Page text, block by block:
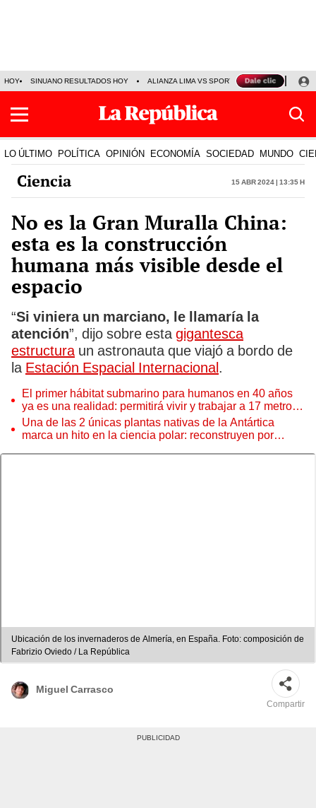
HOY SINUANO RESULTADOS HOY ALIANZA LIMA VS SPORT BOYS JORGE
LO ÚLTIMO POLÍTICA OPINIÓN ECONOMÍA SOCIEDAD MUNDO
Ciencia 15 Abr 2024 | 13:35 h
No es la Gran Muralla China:
esta es la construcción
humana más visible desde el
espacio
“Si viniera un marciano, le llamaría la
atención”, dijo sobre esta gigantesca
estructuraun astronauta que viajó a bordo de
la Estación Espacial Internacional.
El primer hábitat submarino para humanos en 40 años
ya es una realidad: permitirá vivir y trabajar a 17 metros
de profundidad
Una de las 2 únicas plantas nativas de la Antártica
marca un hito en la ciencia polar: reconstruyen por
Ubicación de los invernaderos de Almería, en España. Foto: composición de
Fabrizio Oviedo / La República
Miguel Carrasco
Compartir